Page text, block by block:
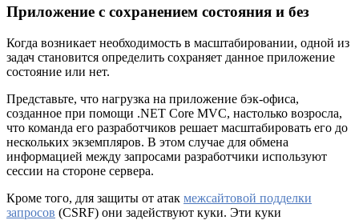
Приложение с сохранением состояния и без
Когда возникает необходимость в масштабировании, одной из
задач становится определить сохраняет данное приложение
состояние или нет.
Представьте, что нагрузка на приложение бэк-офиса,
созданное при помощи .NET Core MVC, настолько возросла,
что команда его разработчиков решает масштабировать его до
нескольких экземпляров. В этом случае для обмена
информацией между запросами разработчики используют
сессии на стороне сервера.
Кроме того, для защиты от атак межсайтовой подделки
запросов (CSRF) они задействуют куки. Эти куки